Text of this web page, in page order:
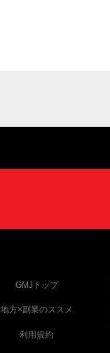
GMJトップ
地方×副業のススメ
利用規約